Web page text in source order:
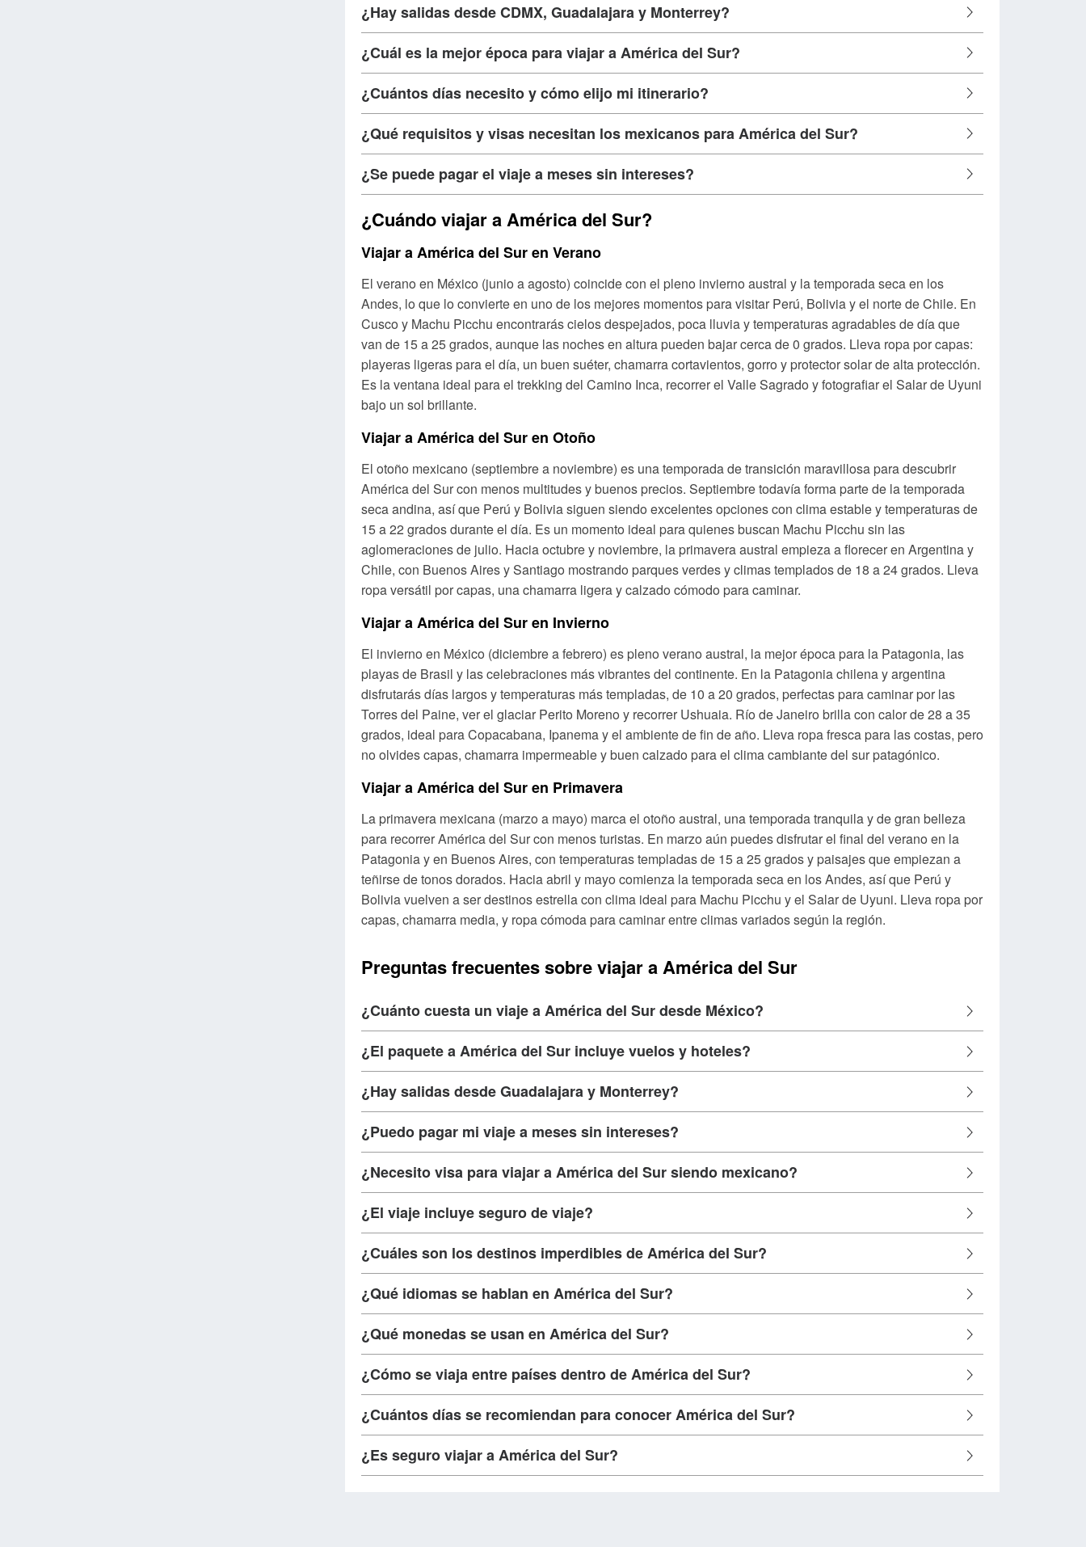
¿Hay salidas desde CDMX, Guadalajara y Monterrey?
¿Cuál es la mejor época para viajar a América del Sur?
¿Cuántos días necesito y cómo elijo mi itinerario?
¿Qué requisitos y visas necesitan los mexicanos para América del Sur?
¿Se puede pagar el viaje a meses sin intereses?
¿Cuándo viajar a América del Sur?
Viajar a América del Sur en Verano
El verano en México (junio a agosto) coincide con el pleno invierno austral y la temporada seca en los
Andes, lo que lo convierte en uno de los mejores momentos para visitar Perú, Bolivia y el norte de Chile. En
Cusco y Machu Picchu encontrarás cielos despejados, poca lluvia y temperaturas agradables de día que
van de 15 a 25 grados, aunque las noches en altura pueden bajar cerca de 0 grados. Lleva ropa por capas:
playeras ligeras para el día, un buen suéter, chamarra cortavientos, gorro y protector solar de alta protección.
Es la ventana ideal para el trekking del Camino Inca, recorrer el Valle Sagrado y fotografiar el Salar de Uyuni
bajo un sol brillante.
Viajar a América del Sur en Otoño
El otoño mexicano (septiembre a noviembre) es una temporada de transición maravillosa para descubrir
América del Sur con menos multitudes y buenos precios. Septiembre todavía forma parte de la temporada
seca andina, así que Perú y Bolivia siguen siendo excelentes opciones con clima estable y temperaturas de
15 a 22 grados durante el día. Es un momento ideal para quienes buscan Machu Picchu sin las
aglomeraciones de julio. Hacia octubre y noviembre, la primavera austral empieza a florecer en Argentina y
Chile, con Buenos Aires y Santiago mostrando parques verdes y climas templados de 18 a 24 grados. Lleva
ropa versátil por capas, una chamarra ligera y calzado cómodo para caminar.
Viajar a América del Sur en Invierno
El invierno en México (diciembre a febrero) es pleno verano austral, la mejor época para la Patagonia, las
playas de Brasil y las celebraciones más vibrantes del continente. En la Patagonia chilena y argentina
disfrutarás días largos y temperaturas más templadas, de 10 a 20 grados, perfectas para caminar por las
Torres del Paine, ver el glaciar Perito Moreno y recorrer Ushuaia. Río de Janeiro brilla con calor de 28 a 35
grados, ideal para Copacabana, Ipanema y el ambiente de fin de año. Lleva ropa fresca para las costas, pero
no olvides capas, chamarra impermeable y buen calzado para el clima cambiante del sur patagónico.
Viajar a América del Sur en Primavera
La primavera mexicana (marzo a mayo) marca el otoño austral, una temporada tranquila y de gran belleza
para recorrer América del Sur con menos turistas. En marzo aún puedes disfrutar el final del verano en la
Patagonia y en Buenos Aires, con temperaturas templadas de 15 a 25 grados y paisajes que empiezan a
teñirse de tonos dorados. Hacia abril y mayo comienza la temporada seca en los Andes, así que Perú y
Bolivia vuelven a ser destinos estrella con clima ideal para Machu Picchu y el Salar de Uyuni. Lleva ropa por
capas, chamarra media, y ropa cómoda para caminar entre climas variados según la región.
Preguntas frecuentes sobre viajar a América del Sur
¿Cuánto cuesta un viaje a América del Sur desde México?
¿El paquete a América del Sur incluye vuelos y hoteles?
¿Hay salidas desde Guadalajara y Monterrey?
¿Puedo pagar mi viaje a meses sin intereses?
¿Necesito visa para viajar a América del Sur siendo mexicano?
¿El viaje incluye seguro de viaje?
¿Cuáles son los destinos imperdibles de América del Sur?
¿Qué idiomas se hablan en América del Sur?
¿Qué monedas se usan en América del Sur?
¿Cómo se viaja entre países dentro de América del Sur?
¿Cuántos días se recomiendan para conocer América del Sur?
¿Es seguro viajar a América del Sur?